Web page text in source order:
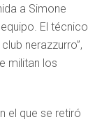
a Simone
El técnico
nerazzurro”,
militan los
el que se retiró